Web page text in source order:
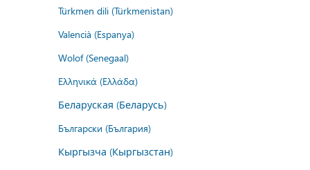
Türkmen dili (Türkmenistan)
Valencià (Espanya)
Wolof (Senegaal)
Ελληνικά (Ελλάδα)
Беларуская (Беларусь)
Български (България)
Кыргызча (Кыргызстан)